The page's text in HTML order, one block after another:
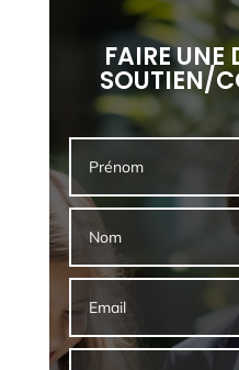
FAIRE UNE
SOUTIEN/